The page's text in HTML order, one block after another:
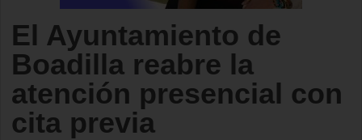
El Ayuntamiento de
Boadilla reabre la
atención presencial con
cita previa